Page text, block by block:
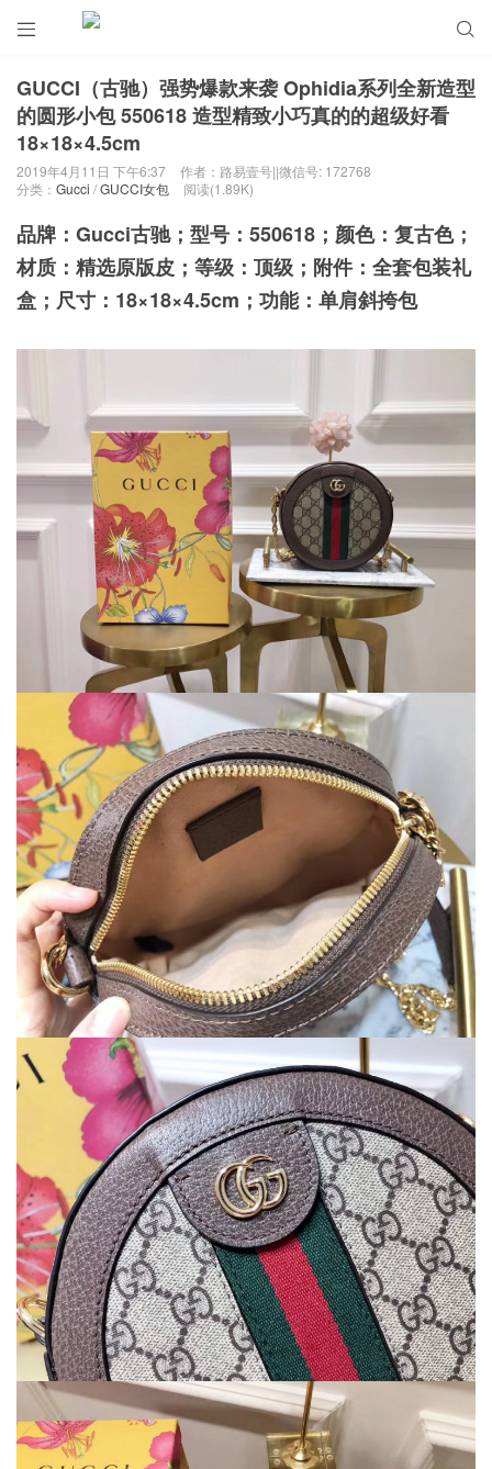
 
GUCCI（古驰）强势爆款来袭 Ophidia系列全新造型
的圆形小包 550618 造型精致小巧真的的超级好看
18×18×4.5cm
2019年4月11日 下午6:37
作者：路易壹号||微信号: 172768
分类： Gucci /GUCCI女包 阅读(1.89K)
品牌：Gucci古驰；型号：550618；颜色：复古色；
材质：精选原版皮 ；等级：顶级；附件：全套包装礼
盒；尺寸：18×18×4.5cm；功能：单肩斜挎包